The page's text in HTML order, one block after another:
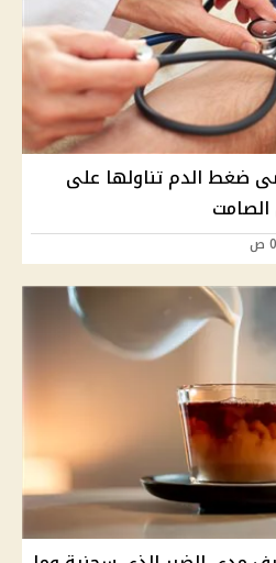
ضغط الدم تناولها على
الصامت